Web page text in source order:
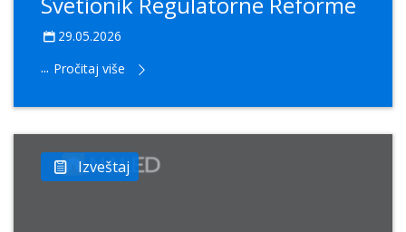
29.05.2026
... Pročitaj više
Izveštaj